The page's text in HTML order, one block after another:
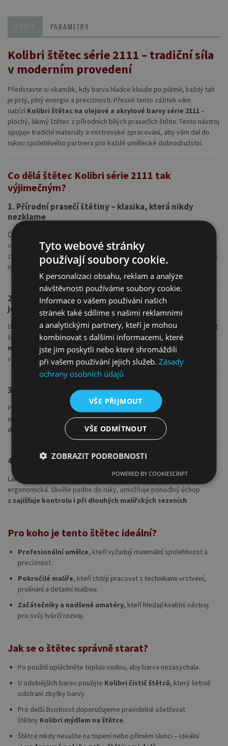
POPIS PARAMETRY
Kolibri štětec série 2111 – tradiční síla
v moderním provedení
Představte si okamžik, kdy barva hladce klouže po plátně, každý tah
je jistý, plný energie a preciznosti. Přesně tento zážitek vám
nabízí Kolibri štětec na olejové a akrylové barvy série 2111–
plochý, šikmý štětec z přírodních bílých prasečích štětin. Tento nástroj
spojuje tradiční materiály a mistrovské zpracování, aby vám dal do
rukou spolehlivého partnera pro každé umělecké dobrodružství.
Co dělá štětec Kolibri série 2111 tak
výjimečným?
1. Přírodní prasečí štětiny – klasika, která nikdy
nezklame
Čisté bílé prasečí chlupy typu Chungking jsou už po staletí oblíbenou
volbou malířů. Skvěle absorbují barvu, uvolňují ji rovnoměrně a
zajišťují
hladké, dynamické tahy . Díky své pružnosti i odolnosti jsou
ideální jak pro olejové barvy, tak pro akryl.
2. Šikmý plochý tvar – přesnost i univerzálnost v
jednom
Unikátní kombinace plochého a šikmého zakončení umožňuje malovat
široké dynamické tahy i detailní kontury. Hodí se provrstvení,
míchání barev, stínování i přesnou práci na detailech
velkých pláten po drobnější kompozice.
3. Odolné bezešvé kování
Poniklované bezešvé kování pevně drží štětiny, zabraňuje jejich
uvolňování a zvyšuje životnost štětce i při častém používání a
důkladném čištění.
4. Dlouhá stříbrná rukojeť – elegance i pohodlí
Lakovaná dřevěná rukojeť ve stříbrném lesku je nejen krásná, ale i
ergonomická. Skvěle padne do ruky, umožňuje pohodlný úchop
a zajišťuje kontrolu i při dlouhých malířských sezeních.
Pro koho je tento štětec ideální?
Profesionální umělce, kteří vyžadují maximální spolehlivost a
preciznost.
Pokročilé malíře, kteří chtějí pracovat s technikami vrstvení,
prolínání a detailní malbou.
Začátečníky a nadšené amatéry, kteří hledají kvalitní nástroj
pro svůj tvůrčí rozvoj.
Jak se o štětec správně starat?
Po použití opláchněte teplou vodou, aby barva nezasychala.
U odolnějších barev použijte Kolibri čistič štětců, který šetrně
odstraní zbytky barvy.
Pro delší životnost doporučujeme pravidelně ošetřovat
štětiny Kolibri mýdlem na štětce.
Štětce nikdy nesušte na topení nebo přímém slunci – ideální
Tyto webové stránky
používají soubory cookie.
K personalizaci obsahu, reklam a analýze
návštěvnosti používáme soubory cookie.
Informace o vašem používání našich
stránek také sdílíme s našimi reklamními
a analytickými partnery, kteří je mohou
kombinovat s dalšími informacemi, které
jste jim poskytli nebo které shromáždili
při vašem používání jejich služeb.Zásady
ochrany osobních údajů
VŠE PŘIJMOUT
VŠE ODMÍTNOUT
ZOBRAZIT PODROBNOSTI
POWERED BY COOKIESCRIPT